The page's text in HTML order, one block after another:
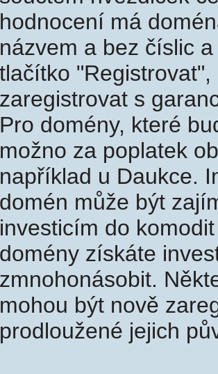
hodnocení má
názvem a bez číslic
tlačítko
zaregistrovat s
Pro domény, které
možno za poplatek
například u Daukce.
domén může být
investicím do
domény získáte
zmnohonásobit.
mohou být nově
prodloužené jejich